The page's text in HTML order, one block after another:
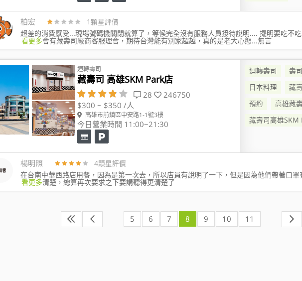
柏宏 1顆星評價
超差的消費感受...現場號碼機關閉就算了，等候完全沒有服務人員接待說明.... 擺明要吃不
會有藏壽司廠商客服理會，期待台灣能有別家超越，真的是老大心態...無言
看更多
迴轉壽司
藏壽司 高雄SKM Park店
28
246750
$300 ~ $350 /人
高雄市前鎮區中安路1-1號3樓
今日營業時間 11:00~21:30
迴轉壽司 壽司
日本料理
藏
預約
高雄藏
藏壽司高雄SKM
楊明照 4顆星評價
在台南中華西路店用餐，因為是第一次去，所以店員有說明了一下，但是因為他們帶著口
清楚，總算再次要求之下要講聽得更清楚了
看更多
5 6 7 8 9 10 11